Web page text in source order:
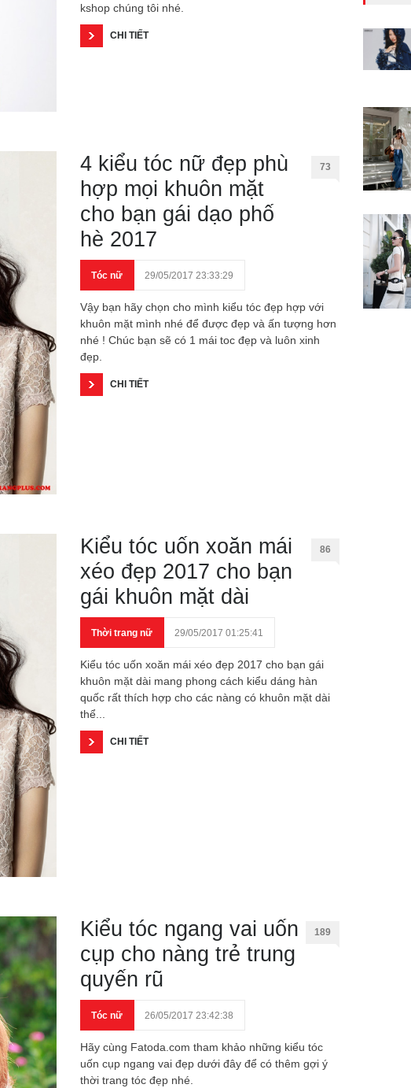
kshop chúng tôi nhé.
CHI TIẾT
4 kiểu tóc nữ đẹp phù
hợp mọi khuôn mặt
cho bạn gái dạo phố
hè 2017
73
Tóc nữ 29/05/2017 23:33:29
Vậy bạn hãy chọn cho mình kiểu tóc đẹp hợp với
khuôn mặt mình nhé để được đẹp và ấn tượng hơn
nhé ! Chúc bạn sẽ có 1 mái toc đẹp và luôn xinh
đẹp.
CHI TIẾT
Kiểu tóc uốn xoăn mái
xéo đẹp 2017 cho bạn
gái khuôn mặt dài
86
Thời trang nữ 29/05/2017 01:25:41
Kiểu tóc uốn xoăn mái xéo đẹp 2017 cho bạn gái
khuôn mặt dài mang phong cách kiểu dáng hàn
quốc rất thích hợp cho các nàng có khuôn mặt dài
thể...
CHI TIẾT
Kiểu tóc ngang vai uốn
cụp cho nàng trẻ trung
quyến rũ
189
Tóc nữ 26/05/2017 23:42:38
Hãy cùng Fatoda.com tham khảo những kiểu tóc
uốn cụp ngang vai đẹp dưới đây để có thêm gợi ý
thời trang tóc đẹp nhé.